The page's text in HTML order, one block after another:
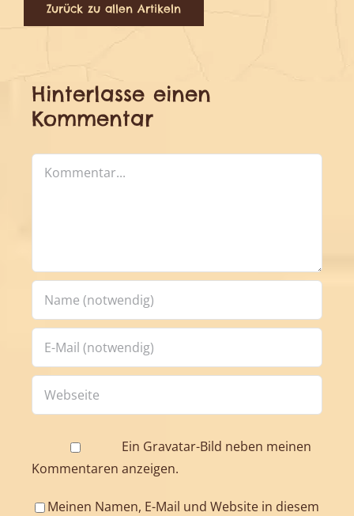
Zurück zu allen Artikeln
Hinterlasse einen
Kommentar
Kommentar
Ein Gravatar-Bild neben meinen
Kommentaren anzeigen.
Meinen Namen, E-Mail und Website in diesem